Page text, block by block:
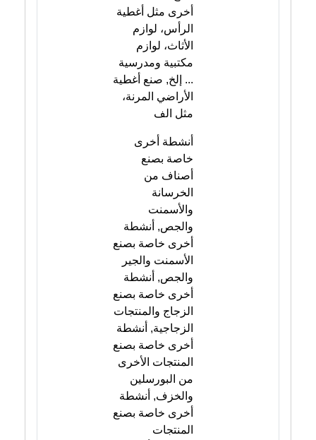
أخرى مثل أغطية
الرأس، لوازم
الأثاث، لوازم
مكتبية ومدرسية
... إلخ, صنع أغطية
الأراضي المرنة،
مثل الف
أنشطة أخرى
خاصة بصنع
أصناف من
الخرسانة
والأسمنت
والجص, أنشطة
أخرى خاصة بصنع
الأسمنت والجير
والجص, أنشطة
أخرى خاصة بصنع
الزجاج والمنتجات
الزجاجية, أنشطة
أخرى خاصة بصنع
المنتجات الأخرى
من البورسلين
والخزف, أنشطة
أخرى خاصة بصنع
المنتجات